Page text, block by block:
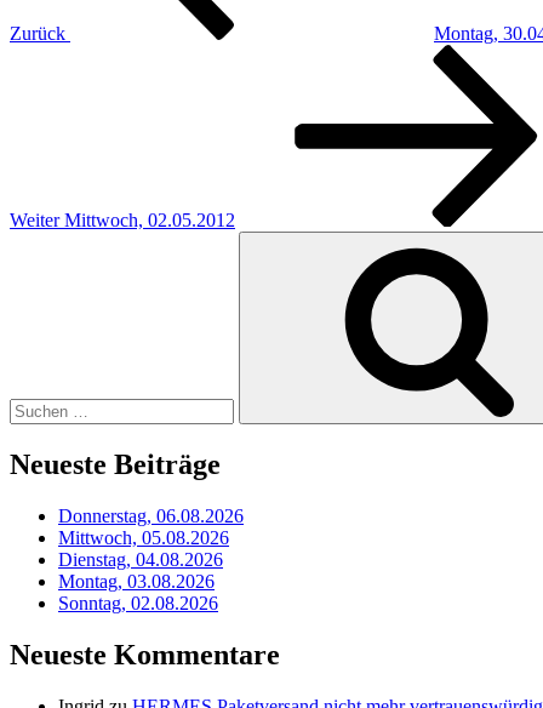
Zurück
Montag,
Weiter Mittwoch, 02.05.2012
Neueste Beiträge
Donnerstag, 06.08.2026
Mittwoch, 05.08.2026
Dienstag, 04.08.2026
Montag, 03.08.2026
Sonntag, 02.08.2026
Neueste Kommentare